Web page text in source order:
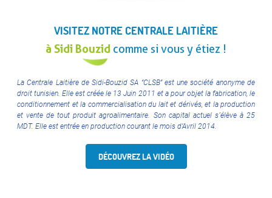
VISITEZ NOTRE CENTRALE LAITIÈRE
à Sidi Bouzid comme si vous y étiez !
La Centrale Laitière de Sidi-Bouzid SA ‘’CLSB’’ est une société anonyme de
droit tunisien. Elle est créée le 13 Juin 2011 et a pour objet la fabrication, le
conditionnement et la commercialisation du lait et dérivés, et la production
et vente de tout produit agroalimentaire. Son capital actuel s´élève à 25
MDT. Elle est entrée en production courant le mois d’Avril 2014.
DÉCOUVREZ LA VIDÉO